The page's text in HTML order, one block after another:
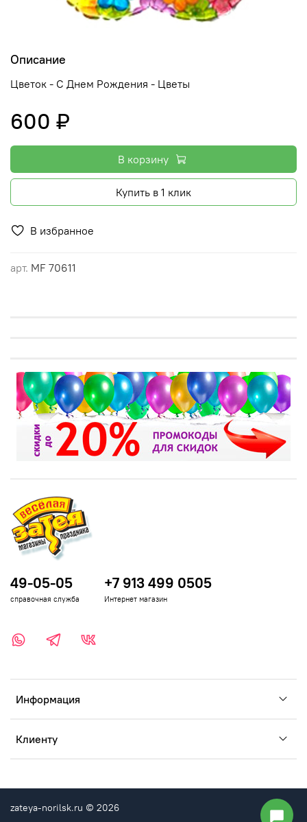
В избранное
арт. MF 70611
Описание
Цветок - С Днем Рождения - Цветы
600 ₽
В корзину
Купить в 1 клик
Информация
Клиенту
49-05-05
справочная служба
+7 913 499 0505
Интернет магазин
zateya-norilsk.ru © 2026